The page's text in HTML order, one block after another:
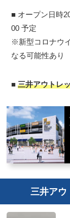
■ オープン日時
00 予定
※新型コロナウ
なる可能性あり
■三井アウトレ
三井アウ